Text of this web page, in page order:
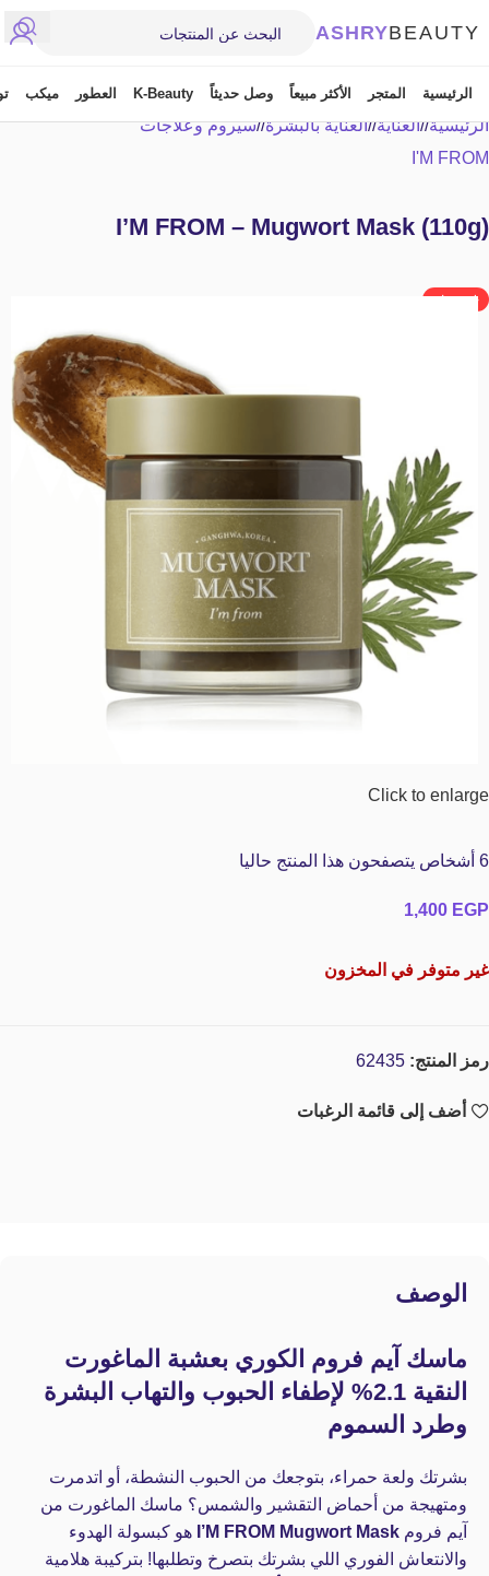
ASHRYBEAUTY
الرئيسية المتجر الأكثر مبيعاً وصل حديثاً K-Beauty العطور ميكب
الرئيسية/ العناية/ العناية بالبشرة/ سيروم وعلاجات
I'M FROM
I’M FROM – Mugwort Mask (110g)
غير متوفر
Click to enlarge
6 أشخاص يتصفحون هذا المنتج حاليا
1,400 EGP
غير متوفر في المخزون
رمز المنتج: 62435
أضف إلى قائمة الرغبات
الوصف
ماسك آيم فروم الكوري بعشبة الماغورت
النقية 2.1% لإطفاء الحبوب والتهاب البشرة
وطرد السموم
بشرتك ولعة حمراء، بتوجعك من الحبوب النشطة، أو اتدمرت
ومتهيجة من أحماض التقشير والشمس؟ ماسك الماغورت من
آيم فروم I’M FROM Mugwort Mask هو كبسولة الهدوء
والانتعاش الفوري اللي بشرتك بتصرخ وتطلبها! بتركيبة هلامية